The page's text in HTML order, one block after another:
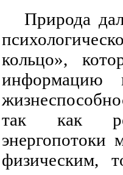
Природа
кольцо»,
информацию
так как
энергопотоки
физическим,